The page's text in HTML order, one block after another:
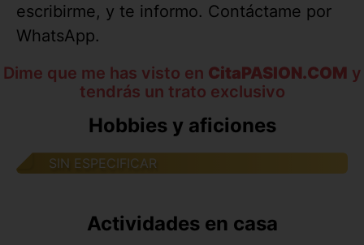
escribirme, y te informo. Contáctame por
WhatsApp.
Dime que me has visto en CitaPASION.COM y
tendrás un trato exclusivo
Hobbies y aficiones
SIN ESPECIFICAR
Actividades en casa